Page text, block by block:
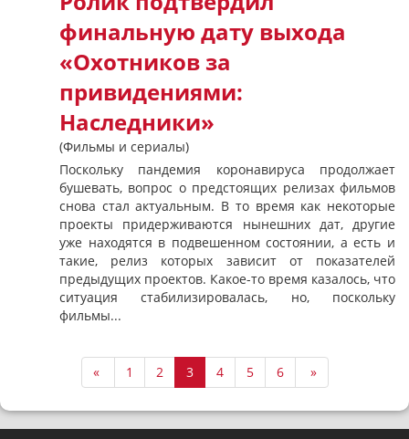
финальную дату выхода
«Охотников за
привидениями:
Наследники»
(Фильмы и сериалы)
Поскольку пандемия коронавируса продолжает
бушевать, вопрос о предстоящих релизах фильмов
снова стал актуальным. В то время как некоторые
проекты придерживаются нынешних дат, другие
уже находятся в подвешенном состоянии, а есть и
такие, релиз которых зависит от показателей
предыдущих проектов. Какое-то время казалось, что
ситуация стабилизировалась, но, поскольку
фильмы...
« 1 2 3 4 5 6 »